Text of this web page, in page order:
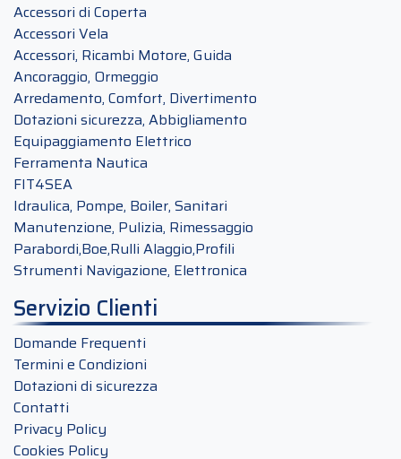
Accessori di Coperta
Accessori Vela
Accessori, Ricambi Motore, Guida
Ancoraggio, Ormeggio
Arredamento, Comfort, Divertimento
Dotazioni sicurezza, Abbigliamento
Equipaggiamento Elettrico
Ferramenta Nautica
FIT4SEA
Idraulica, Pompe, Boiler, Sanitari
Manutenzione, Pulizia, Rimessaggio
Parabordi,Boe,Rulli Alaggio,Profili
Strumenti Navigazione, Elettronica
Servizio Clienti
Domande Frequenti
Termini e Condizioni
Dotazioni di sicurezza
Contatti
Privacy Policy
Cookies Policy